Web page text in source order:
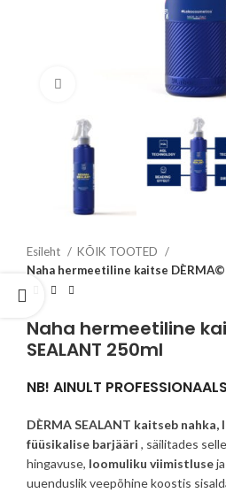
Esileht
KÕIK TOOTED
Naha hermeetiline kaitse DÈRMA©
Naha hermeetiline
SEALANT 250ml
NB! AINULT
DÈRMA SEALANT kaitseb nahka,
füüsikalise barjääri , säilitades
hingavuse, loomuliku viimistluseja
uuenduslik veepõhine koostis